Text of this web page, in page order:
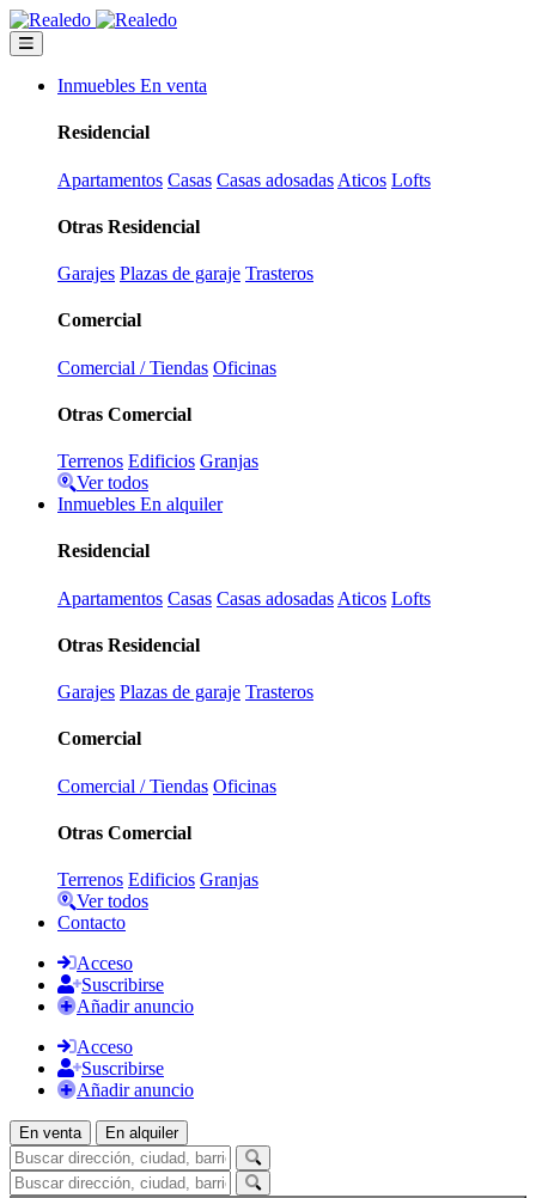
Inmuebles En venta
Residencial
Apartamentos Casas Casas adosadas Aticos Lofts
Otras Residencial
Garajes Plazas de garaje Trasteros
Comercial
Comercial / Tiendas Oficinas
Otras Comercial
Terrenos Edificios Granjas
Ver todos
Inmuebles En alquiler
Residencial
Apartamentos Casas Casas adosadas Aticos Lofts
Otras Residencial
Garajes Plazas de garaje Trasteros
Comercial
Comercial / Tiendas Oficinas
Otras Comercial
Terrenos Edificios Granjas
Ver todos
Contacto
Acceso
Suscribirse
Añadir anuncio
Acceso
Suscribirse
Añadir anuncio
En venta En alquiler